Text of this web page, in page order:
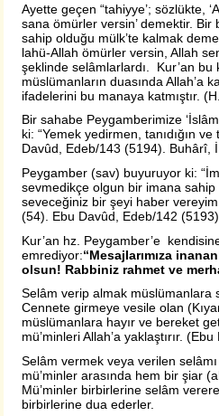
Ayette geçen “tahiyye’; sözlükte,
sana ömürler versin’ demektir. Bir
sahip olduğu mülk’te kalmak
lahü-Allah ömürler versin, Allah
şeklinde selâmlarlardı. Kur’an bu
müslümanların duasında Allah’a
ifadelerini bu manaya katmıştır.
Bir sahabe Peygamberimize
ki: “Yemek yedirmen, tanıdığın
Davûd, Edeb/143 (5194). Buhârî,
Peygamber (sav) buyuruyor ki:
sevmedikçe olgun bir imana sahip
seveceğiniz bir şeyi haber
(54). Ebu Davûd, Edeb/142
Kur’an hz. Peygamber’e
emrediyor:“Mesajlarımıza
olsun! Rabbiniz rahmet ve
Selâm verip almak müslümanlara
Cennete girmeye vesile olan
müslümanlara hayır ve bereket
mü’minleri Allah’a yaklaştırır.
Selâm vermek veya verilen
mü’minler arasında hem bir şiar
Mü’minler birbirlerine selâm
birbirlerine dua ederler.